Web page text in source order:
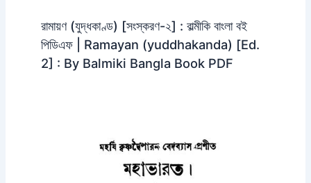
রামায়ণ (যুদ্ধকাণ্ড) [সংস্করণ-২] : বাল্মীকি বাংলা বই
পিডিএফ | Ramayan (yuddhakanda) [Ed.
2] : By Balmiki Bangla Book PDF